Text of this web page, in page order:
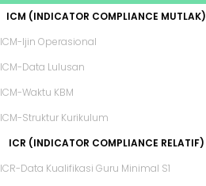
ICM (INDICATOR COMPLIANCE MUTLAK)
ICM-Ijin Operasional
ICM-Data Lulusan
ICM-Waktu KBM
ICM-Struktur Kurikulum
ICR (INDICATOR COMPLIANCE RELATIF)
ICR-Data Kualifikasi Guru Minimal S1